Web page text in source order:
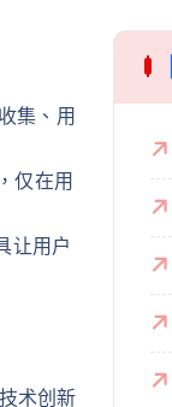
集、用
仅在用
让用户
术创新
字
: